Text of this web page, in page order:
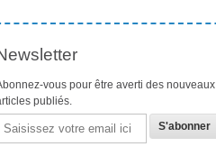
vous pour être averti des nouveaux
publiés.
Email